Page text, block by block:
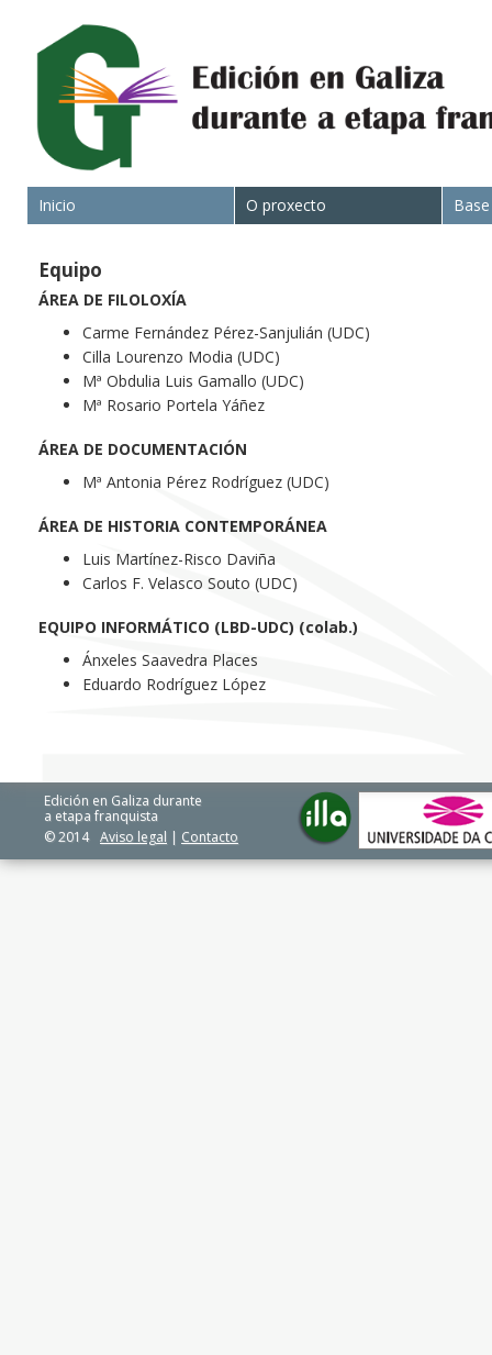
Inicio O proxecto
Equipo
ÁREA DE FILOLOXÍA
Carme Fernández Pérez-Sanjulián (UDC)
Cilla Lourenzo Modia (UDC)
Mª Obdulia Luis Gamallo (UDC)
Mª Rosario Portela Yáñez
ÁREA DE DOCUMENTACIÓN
Mª Antonia Pérez Rodríguez (UDC)
ÁREA DE HISTORIA CONTEMPORÁNEA
Luis Martínez-Risco Daviña
Carlos F. Velasco Souto (UDC)
EQUIPO INFORMÁTICO (LBD-UDC) (colab.)
Ánxeles Saavedra Places
Eduardo Rodríguez López
Edición en Galiza durante
a etapa franquista
© 2014 Aviso legal | Contacto